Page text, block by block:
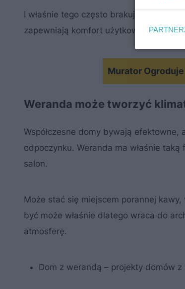
I właśnie tego często brakuje
zapewniają komfort użytkowania.
Murator
Weranda może tworzyć
Współczesne domy bywają
odpoczynku. Weranda ma właśnie
salon.
Może stać się miejscem porannej
być może właśnie dlatego wraca do
atmosferę.
Dom z werandą – projekty domów